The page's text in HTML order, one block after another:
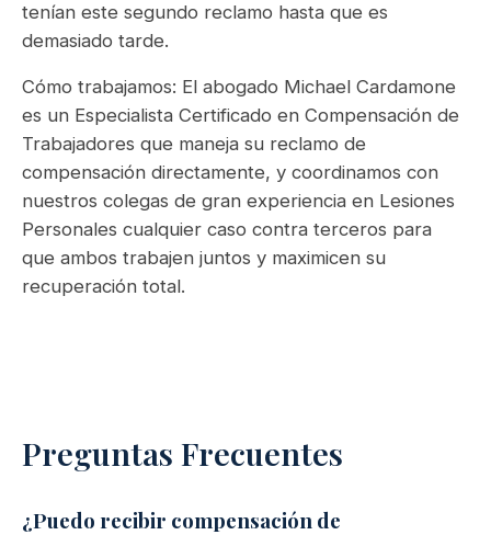
tenían este segundo reclamo hasta que es
demasiado tarde.
Cómo trabajamos: El abogado Michael Cardamone
es un Especialista Certificado en Compensación de
Trabajadores que maneja su reclamo de
compensación directamente, y coordinamos con
nuestros colegas de gran experiencia en Lesiones
Personales cualquier caso contra terceros para
que ambos trabajen juntos y maximicen su
recuperación total.
Preguntas Frecuentes
¿Puedo recibir compensación de